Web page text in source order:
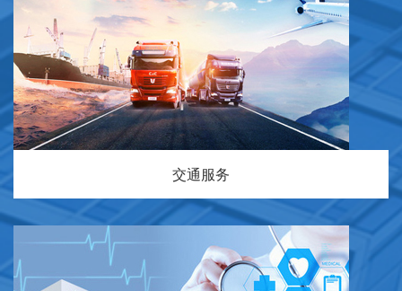
交通服务